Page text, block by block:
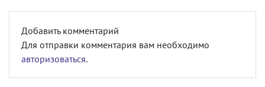
Добавить комментарий
Для отправки комментария вам необходимо
авторизоваться.